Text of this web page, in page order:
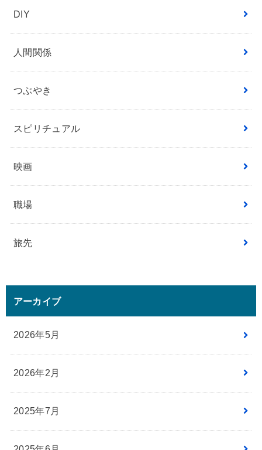
DIY
人間関係
つぶやき
スピリチュアル
映画
職場
旅先
アーカイブ
2026年5月
2026年2月
2025年7月